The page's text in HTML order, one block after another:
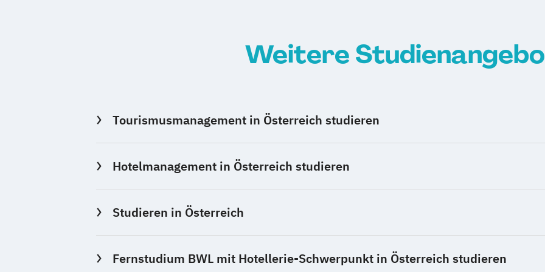
Weitere
Tourismusmanagement in Österreich studieren
Hotelmanagement in Österreich studieren
Studieren in Österreich
Fernstudium BWL mit Hotellerie-Schwerpunkt in Österreich studieren